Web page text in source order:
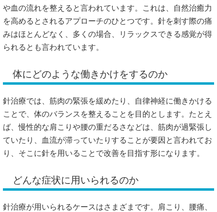
や血の流れを整えると言われています。これは、自然治癒力
を高めるとされるアプローチのひとつです。針を刺す際の痛
みはほとんどなく、多くの場合、リラックスできる感覚が得
られるとも言われています。
体にどのような働きかけをするのか
針治療では、筋肉の緊張を緩めたり、自律神経に働きかける
ことで、体のバランスを整えることを目的とします。たとえ
ば、慢性的な肩こりや腰の重だるさなどは、筋肉が過緊張し
ていたり、血流が滞っていたりすることが要因と言われてお
り、そこに針を用いることで改善を目指す形になります。
どんな症状に用いられるのか
針治療が用いられるケースはさまざまです。肩こり、腰痛、